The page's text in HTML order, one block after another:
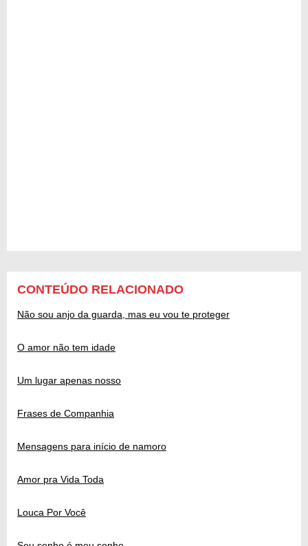
CONTEÚDO RELACIONADO
Não sou anjo da guarda, mas eu vou te proteger
O amor não tem idade
Um lugar apenas nosso
Frases de Companhia
Mensagens para início de namoro
Amor pra Vida Toda
Louca Por Você